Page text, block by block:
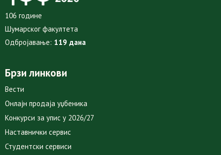
106 године
Шумарског факултета
Одбројавање: 119 дана
Брзи линкови
Вести
Онлајн продаја уџбеника
Конкурси за упис у 2026/27
Наставнички сервис
Студентски сервиси